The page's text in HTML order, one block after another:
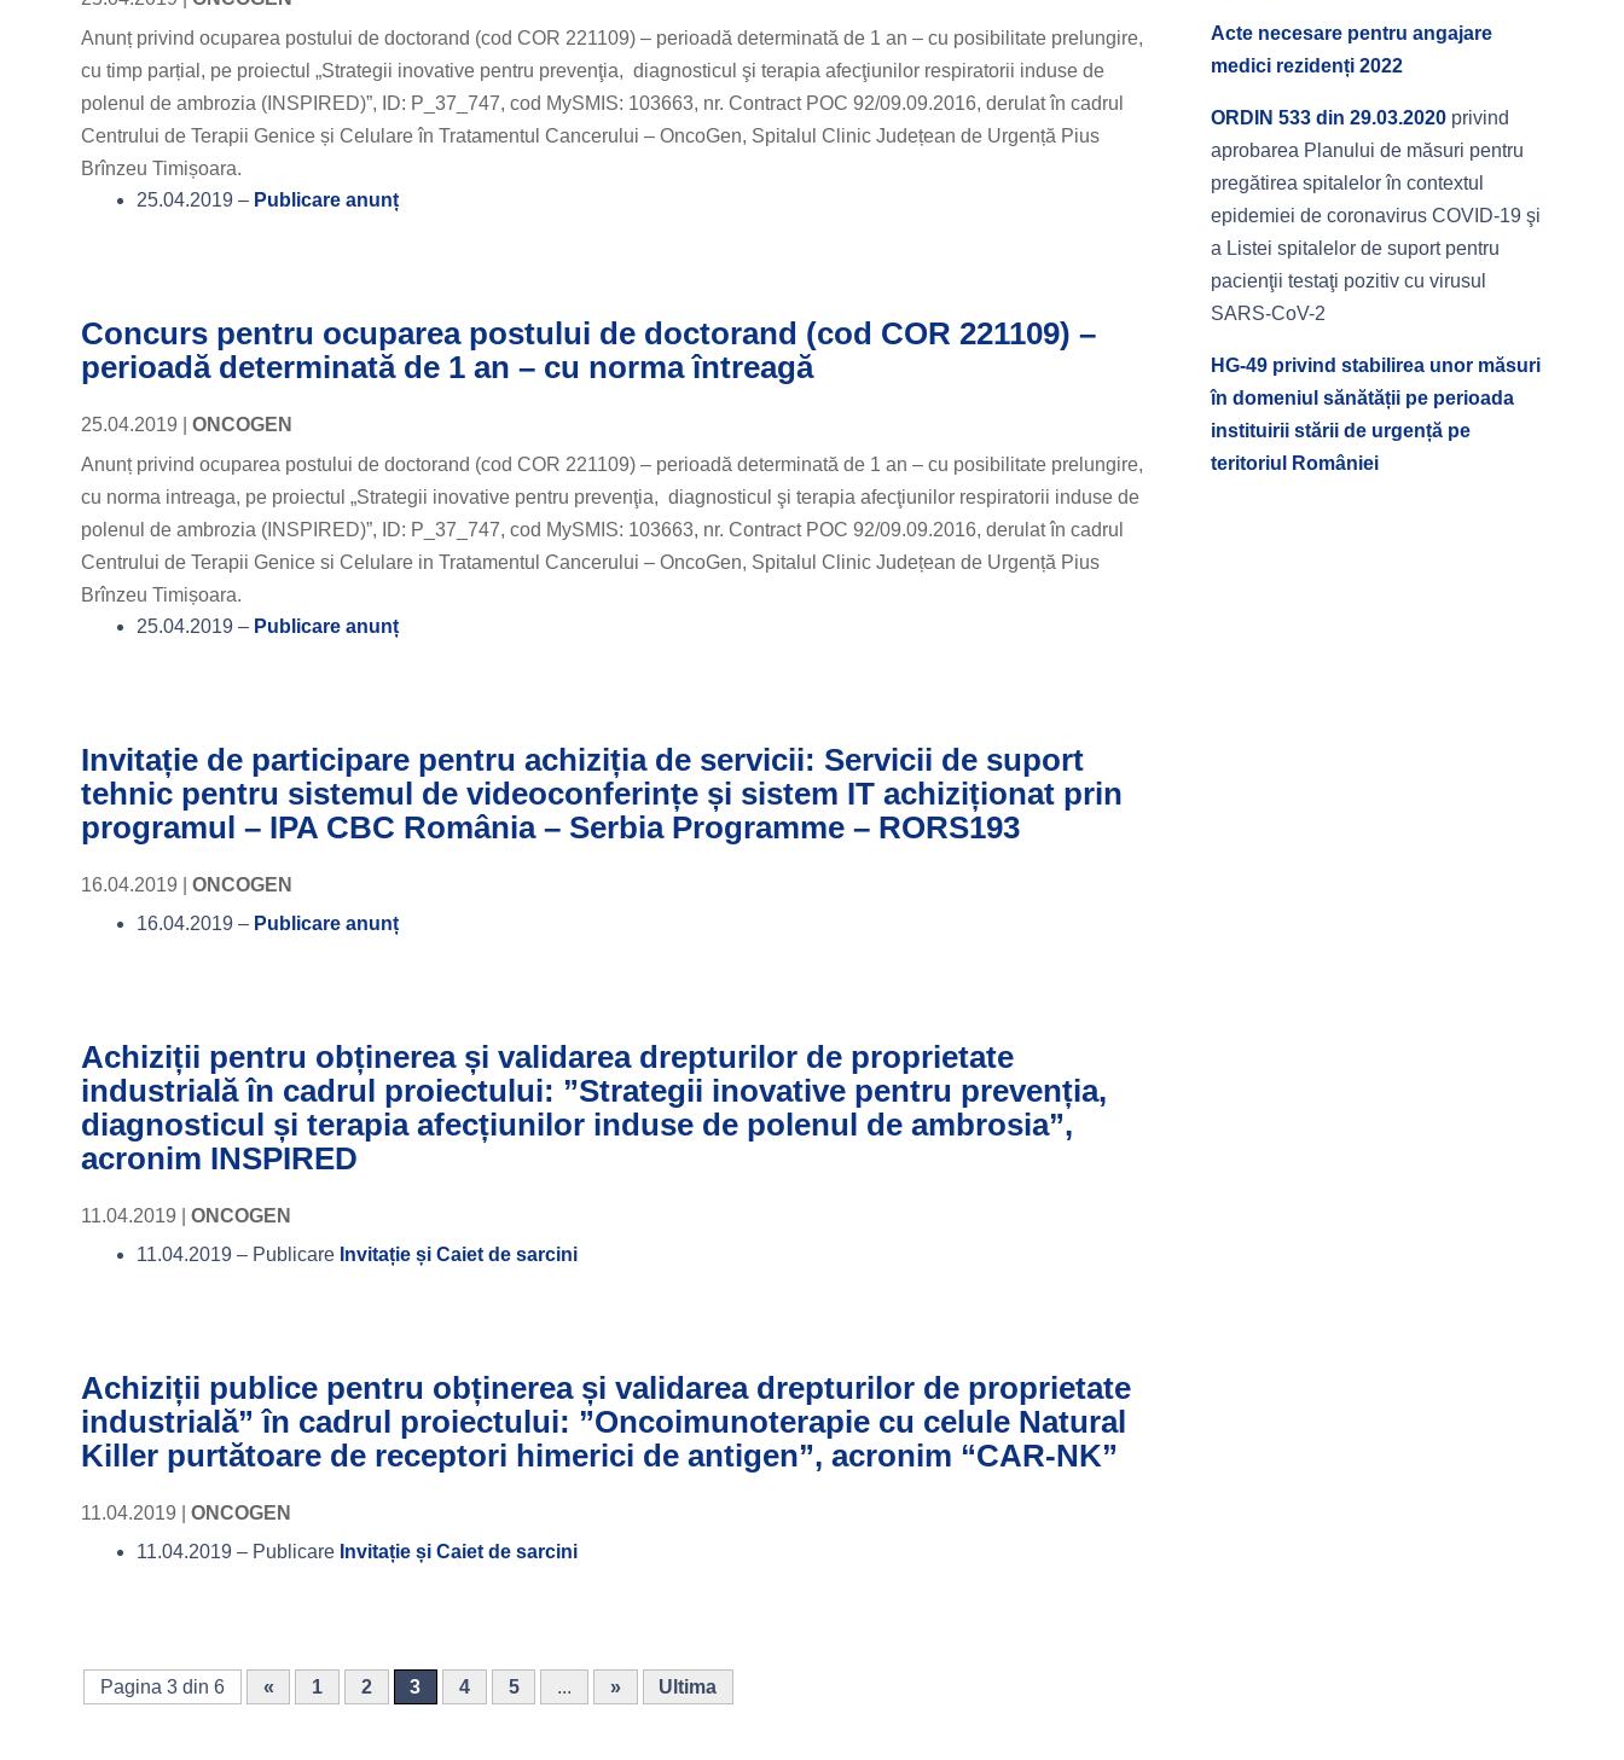
Anunț privind ocuparea postului de doctorand (cod COR 221109) – perioadă determinată de 1 an – cu posibilitate prelungire,
cu timp parțial, pe proiectul „Strategii inovative pentru prevenţia, diagnosticul şi terapia afecţiunilor respiratorii induse de
polenul de ambrozia (INSPIRED)”, ID: P_37_747, cod MySMIS: 103663, nr. Contract POC 92/09.09.2016, derulat în cadrul
Centrului de Terapii Genice și Celulare în Tratamentul Cancerului – OncoGen, Spitalul Clinic Județean de Urgență Pius
Brînzeu Timișoara.
25.04.2019 – Publicare anunț
Concurs pentru ocuparea postului de doctorand (cod COR 221109) –
perioadă determinată de 1 an – cu norma întreagă
25.04.2019 |ONCOGEN
Anunț privind ocuparea postului de doctorand (cod COR 221109) – perioadă determinată de 1 an – cu posibilitate prelungire,
cu norma intreaga, pe proiectul „Strategii inovative pentru prevenţia, diagnosticul şi terapia afecţiunilor respiratorii induse de
polenul de ambrozia (INSPIRED)”, ID: P_37_747, cod MySMIS: 103663, nr. Contract POC 92/09.09.2016, derulat în cadrul
Centrului de Terapii Genice si Celulare in Tratamentul Cancerului – OncoGen, Spitalul Clinic Județean de Urgență Pius
Brînzeu Timișoara.
25.04.2019 – Publicare anunț
Invitație de participare pentru achiziția de servicii: Servicii de suport
tehnic pentru sistemul de videoconferințe și sistem IT achiziționat prin
programul – IPA CBC România – Serbia Programme – RORS193
16.04.2019 |ONCOGEN
16.04.2019 – Publicare anunț
Achiziții pentru obținerea și validarea drepturilor de proprietate
industrială în cadrul proiectului: ”Strategii inovative pentru prevenția,
diagnosticul și terapia afecțiunilor induse de polenul de ambrosia”,
acronim INSPIRED
11.04.2019 |ONCOGEN
11.04.2019 – Publicare Invitație și Caiet de sarcini
Achiziții publice pentru obținerea și validarea drepturilor de proprietate
industrială” în cadrul proiectului: ”Oncoimunoterapie cu celule Natural
Killer purtătoare de receptori himerici de antigen”, acronim “CAR-NK”
11.04.2019 |ONCOGEN
11.04.2019 – Publicare Invitație și Caiet de sarcini
Pagina 3 din 6 « 1 2 3 4 5 ... » Ultima
Acte necesare pentru angajare
medici rezidenți 2022
ORDIN 533 din 29.03.2020privind
aprobarea Planului de măsuri pentru
pregătirea spitalelor în contextul
epidemiei de coronavirus COVID-19 şi
a Listei spitalelor de suport pentru
pacienţii testaţi pozitiv cu virusul
SARS-CoV-2
HG-49 privind stabilirea unor măsuri
în domeniul sănătății pe perioada
instituirii stării de urgență pe
teritoriul României